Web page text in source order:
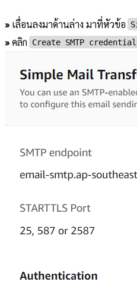
»เลื่อนลงมาด้านล่าง มาที่หัวข้อ
»คลิก Create SMTP